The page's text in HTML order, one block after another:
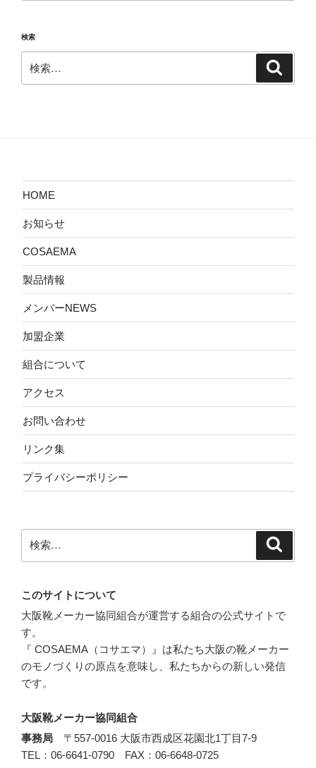
稿
検索
索:
HOME
お知らせ
COSAEMA
製品情報
メンバーNEWS
加盟企業
組合について
アクセス
お問い合わせ
リンク集
プライバシーポリシー
索:
このサイトについて
大阪靴メーカー協同組合が運営する組合の公式サイトで
す。
『 COSAEMA（コサエマ）』は私たち大阪の靴メーカー
のモノづくりの原点を意味し、私たちからの新しい発信
です。
大阪靴メーカー協同組合
事務局 〒557-0016 大阪市西成区花園北1丁目7-9
TEL：06-6641-0790 FAX：06-6648-0725